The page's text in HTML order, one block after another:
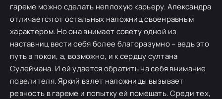
гареме можно сделать неплохую карьеру. Александра
отличается от остальных наложниц своенравным
характером. Но она внимает совету одной из
наставниц вести себя более благоразумно – ведь это
путь в покои, а, возможно, и к сердцу султана
Сулеймана. И ей удается обратить на себя внимание
повелителя. Яркий взлет наложницы вызывает
ревность в гареме и попытку ей помешать. Среди тех,